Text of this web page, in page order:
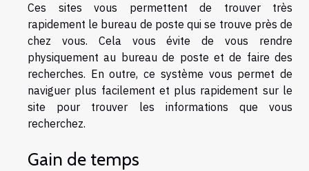
Ces sites vous permettent de trouver très
rapidement le bureau de poste qui se trouve près de
chez vous. Cela vous évite de vous rendre
physiquement au bureau de poste et de faire des
recherches. En outre, ce système vous permet de
naviguer plus facilement et plus rapidement sur le
site pour trouver les informations que vous
recherchez.
Gain de temps